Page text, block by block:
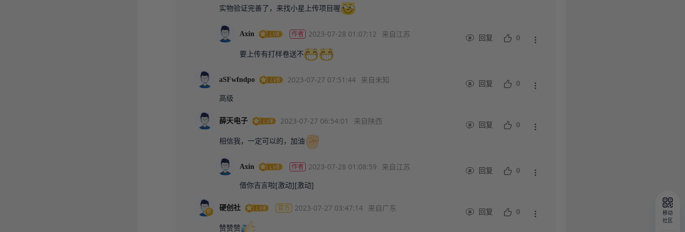
实物验证完善了，来找小星上传项目喔
Axin 作者 2023-07-28 01:07:12 来自江苏 回复 0
要上传有打样卷送不
aSFwfndpo 2023-07-27 07:51:44 来自未知 回复 0
高级
薛天电子 2023-07-27 06:54:01 来自陕西 回复 0
相信我，一定可以的，加油
Axin 作者 2023-07-28 01:08:59 来自江苏 回复 0
借你吉言啦[激动][激动]
硬创社 官方 2023-07-27 03:47:14 来自广东 回复 0
赞赞赞
移动
社区